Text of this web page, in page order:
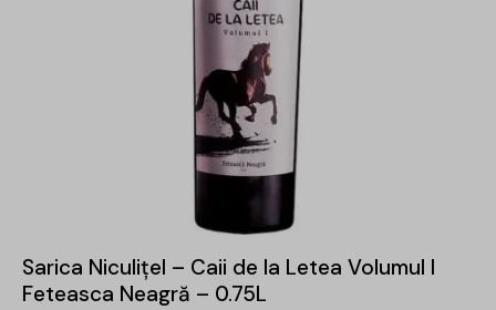
Sarica Niculițel – Caii de la Letea Volumul I
Feteasca Neagră – 0.75L